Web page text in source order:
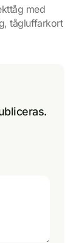
med
tågluffarkort